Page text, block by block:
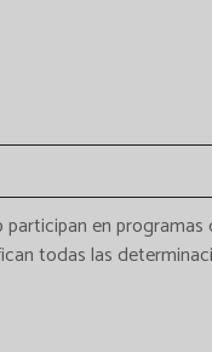
en programas
todas las